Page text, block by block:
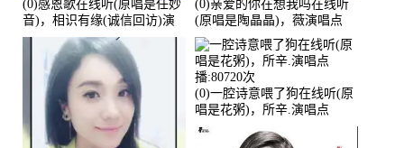
(0)感恩歌在线听(原唱是任妙
音)，相识有缘(诚信回访)演
唱点播:161288次
(0)亲爱的你在想我吗在线听
(原唱是陶晶晶)，薇演唱点
播:159722次
(0)一腔诗意喂了狗在线听(原
唱是花粥)，所辛.演唱点
播:80720次